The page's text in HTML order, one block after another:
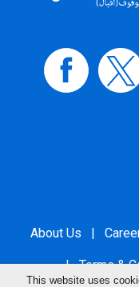
About Us |
| Terms &
This website uses